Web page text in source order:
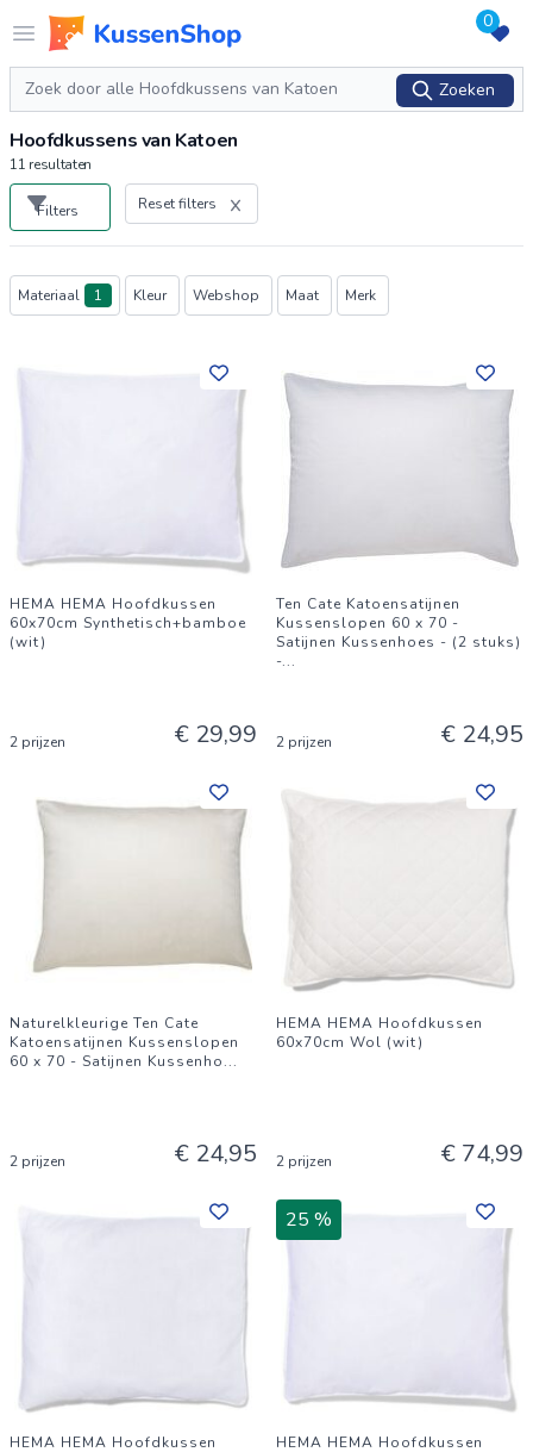
Open menu
Logo www.kussenshop.nl 0
Zoeken
Zoeken
Hoofdkussens van Katoen
11 resultaten
Filters Reset filters
Producten
Materiaal 1 Kleur Webshop Maat Merk
HEMA HEMA Hoofdkussen
60x70cm Synthetisch+bamboe
(wit)
2 prijzen € 29,99
Ten Cate Katoensatijnen
Kussenslopen 60 x 70 -
Satijnen Kussenhoes - (2 stuks)
-...
2 prijzen € 24,95
Naturelkleurige Ten Cate
Katoensatijnen Kussenslopen
60 x 70 - Satijnen Kussenho...
2 prijzen € 24,95
HEMA HEMA Hoofdkussen
60x70cm Wol (wit)
2 prijzen € 74,99
HEMA HEMA Hoofdkussen
25 %
HEMA HEMA Hoofdkussen